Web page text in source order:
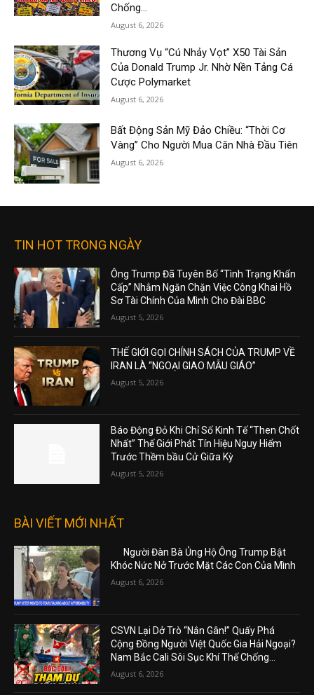
Chống...
August 6, 2026
Thương Vụ “Cú Nhảy Vọt” X50 Tài Sản
Của Donald Trump Jr. Nhờ Nền Tảng Cá
Cược Polymarket
August 6, 2026
Bất Động Sản Mỹ Đảo Chiều: “Thời Cơ
Vàng” Cho Người Mua Căn Nhà Đầu Tiên
August 6, 2026
TIN HOT TRONG NGÀY
Ông Trump Đã Tuyên Bố “Tình Trạng Khẩn
Cấp” Nhằm Ngăn Chặn Việc Công Khai Hồ
Sơ Tài Chính Của Mình Cho Đài BBC
August 5, 2026
THẾ GIỚI GỌI CHÍNH SÁCH CỦA TRUMP VỀ
IRAN LÀ “NGOẠI GIAO MẪU GIÁO”
August 5, 2026
Báo Động Đỏ Khi Chỉ Số Kinh Tế “Then Chốt
Nhất” Thế Giới Phát Tín Hiệu Nguy Hiểm
Trước Thềm bầu Cử Giữa Kỳ
August 5, 2026
BÀI VIẾT MỚI NHẤT
Người Đàn Bà Ủng Hộ Ông Trump Bật
Khóc Nức Nở Trước Mặt Các Con Của Mình
August 6, 2026
CSVN Lại Dở Trò “Nắn Gân!” Quấy Phá
Cộng Đồng Người Việt Quốc Gia Hải Ngoại?
Nam Bắc Cali Sôi Sục Khí Thế Chống...
August 6, 2026